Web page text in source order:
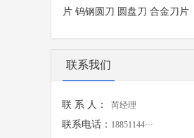
片 钨钢圆刀 圆盘刀 合金刀片
联系我们
联 系 人： 芮经理
联系电话： 18851144···